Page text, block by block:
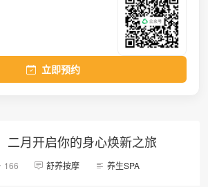
立即预约
二月开启你的身心焕新之旅
166 舒养按摩 养生SPA